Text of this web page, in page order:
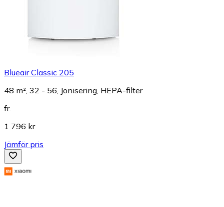
Blueair Classic 205
48 m², 32 - 56, Jonisering, HEPA-filter
fr.
1 796 kr
Jämför pris